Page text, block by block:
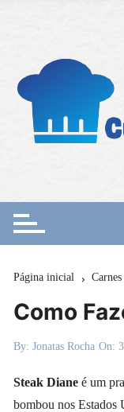
conteúdo
Página inicial Carnes
Como
By: Jonatas Rocha On:
Steak Diane é um
bombou nos Estados